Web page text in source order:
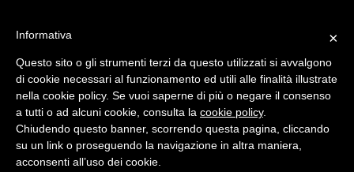
×
Informativa
Questo sito o gli strumenti terzi da questo utilizzati si avvalgono
di cookie necessari al funzionamento ed utili alle finalità illustrate
nella cookie policy. Se vuoi saperne di più o negare il consenso
a tutti o ad alcuni cookie, consulta la cookie policy.
Chiudendo questo banner, scorrendo questa pagina, cliccando
su un link o proseguendo la navigazione in altra maniera,
acconsenti all’uso dei cookie.